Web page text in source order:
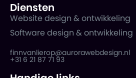
Diensten
Website design & ontwikkeling
Software design & ontwikkeling
finnvanlierop@aurorawebdesign.nl
+31 6 21 87 71 93